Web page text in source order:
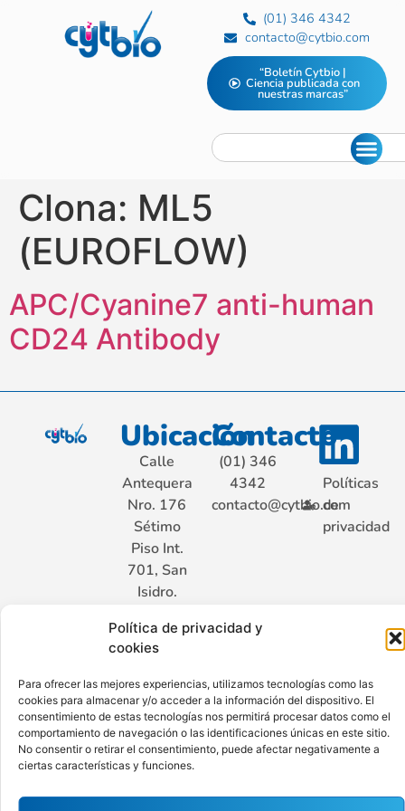
Política de privacidad y
cookies
Para ofrecer las mejores experiencias, utilizamos tecnologías como las
cookies para almacenar y/o acceder a la información del dispositivo. El
consentimiento de estas tecnologías nos permitirá procesar datos como el
comportamiento de navegación o las identificaciones únicas en este sitio.
No consentir o retirar el consentimiento, puede afectar negativamente a
ciertas características y funciones.
(01) 346 4342
contacto@cytbio.com
“Boletín Cytbio |
Ciencia publicada con
nuestras marcas”
Clona: ML5
(EUROFLOW)
APC/Cyanine7 anti-human
CD24 Antibody
Ubicación
Calle
Antequera
Nro. 176
Sétimo
Piso Int.
701, San
Isidro.
Perú
Contacto
(01) 346
4342
contacto@cytbio.com
Políticas
de
privacidad
Hecho con ♥ por Ají Limo